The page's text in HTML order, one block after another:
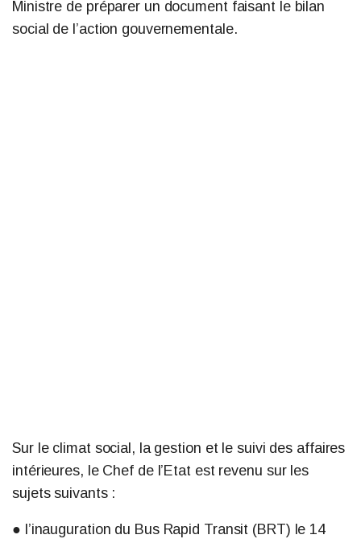
Ministre de préparer un document faisant le bilan
social de l’action gouvernementale.
Sur le climat social, la gestion et le suivi des affaires
intérieures, le Chef de l’Etat est revenu sur les
sujets suivants :
● l’inauguration du Bus Rapid Transit (BRT) le 14